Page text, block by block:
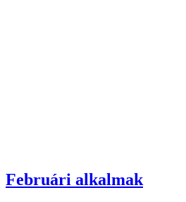
Februári alkalmak